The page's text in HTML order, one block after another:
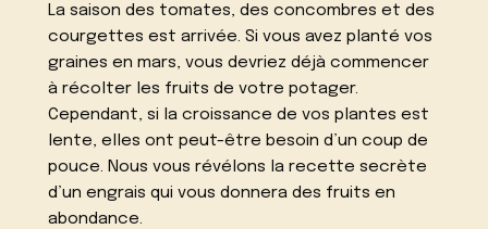
La saison des tomates, des concombres et des
courgettes est arrivée. Si vous avez planté vos
graines en mars, vous devriez déjà commencer
à récolter les fruits de votre potager.
Cependant, si la croissance de vos plantes est
lente, elles ont peut-être besoin d’un coup de
pouce. Nous vous révélons la recette secrète
d’un engrais qui vous donnera des fruits en
abondance.